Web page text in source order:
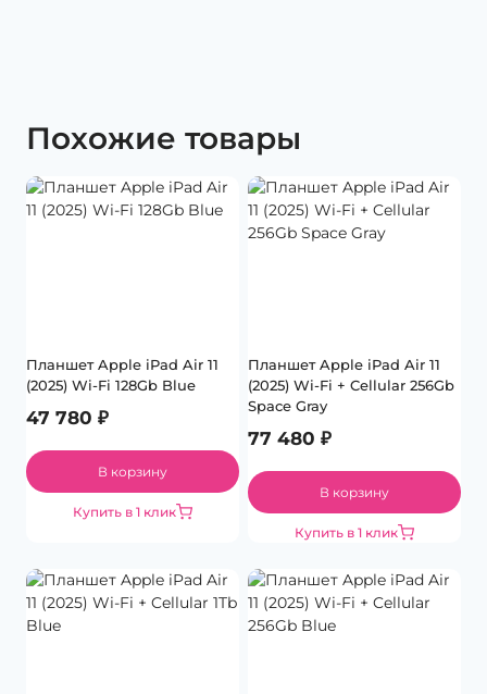
Похожие товары
Планшет Apple iPad Air 11
(2025) Wi-Fi 128Gb Blue
47 780 ₽
В корзину
Купить в 1 клик
Планшет Apple iPad Air 11
(2025) Wi-Fi + Cellular 256Gb
Space Gray
77 480 ₽
В корзину
Купить в 1 клик